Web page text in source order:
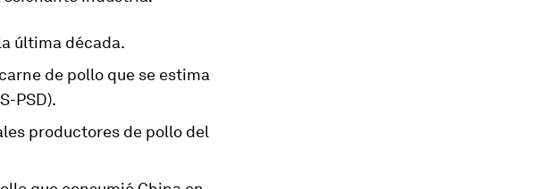
última década.
de pollo que se estima
PSD).
productores de pollo del